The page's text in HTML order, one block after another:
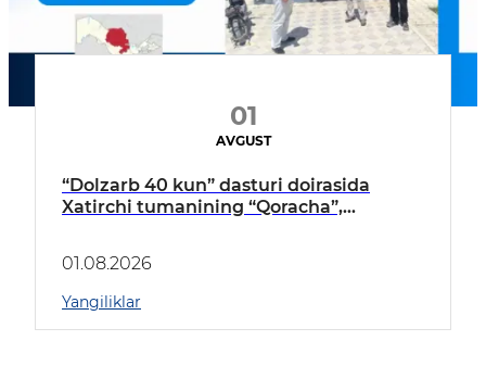
01
AVGUST
“Dolzarb 40 kun” dasturi doirasida
Xatirchi tumanining “Qoracha”,
borildi
01.08.2026
Yangiliklar